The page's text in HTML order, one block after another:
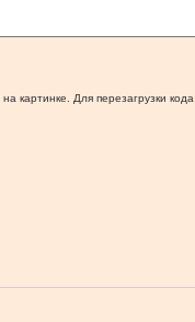
картинке. Для перезагрузки